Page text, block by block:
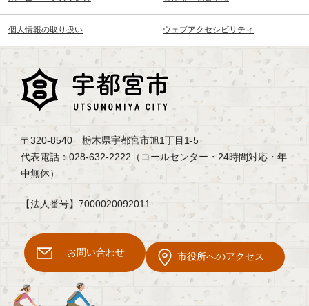
個人情報の取り扱い ウェブアクセシビリティ
〒320-8540 栃木県宇都宮市旭1丁目1-5
代表電話：028-632-2222（コールセンター・24時間対応・年
中無休）
【法人番号】7000020092011
お問い合わせ 市役所へのアクセス